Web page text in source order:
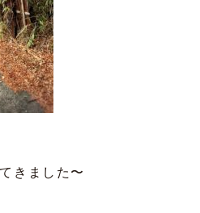
きました〜